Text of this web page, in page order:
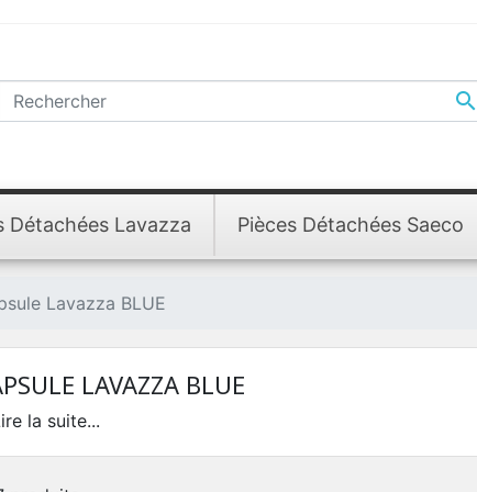

Détachées Lavazza Pièces Détachées Saeco
Lavazza BLUE
LAVAZZA BLUE
la suite...